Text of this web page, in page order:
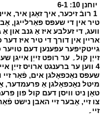
יוחנן 10: 6-1
1 רובֿ זיכער, איך זאָגן איר,
טיר אין די שעפּס פאַרלייגן,
גייטקיפּער עפענען דעם
זייַן קול۔ ער רופט זייַן אייגן
4 ווען ער ברענגט ארויס זייַן
מיטל נאָכפאָלגן אַ פרעמדער,
צו זיי, אָבער זיי האבן נישט
זיי۔